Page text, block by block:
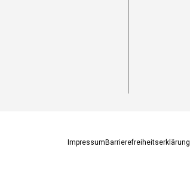
Impressum Barrierefreiheitserklärung